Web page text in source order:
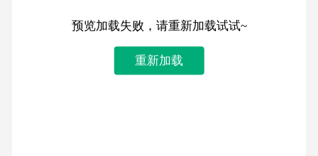
预览加载失败，请重新加载试试~
重新加载